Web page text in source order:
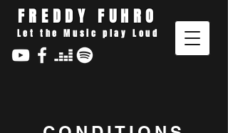
FREDDY FUHRO
Let the Music play Loud